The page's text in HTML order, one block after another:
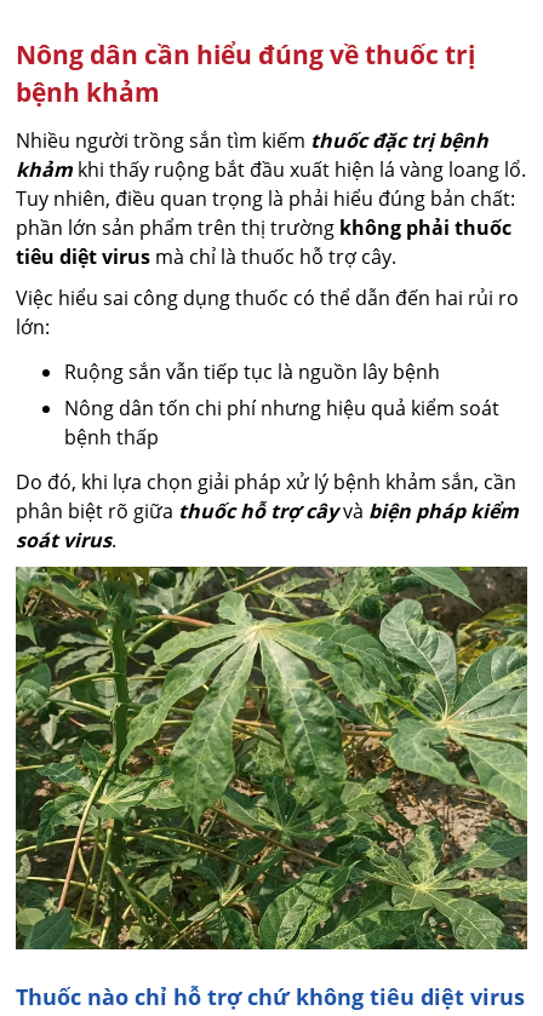
Nông dân cần hiểu đúng về thuốc trị
bệnh khảm
Nhiều người trồng sắn tìm kiếm thuốc đặc trị bệnh
khảm khi thấy ruộng bắt đầu xuất hiện lá vàng loang lổ.
Tuy nhiên, điều quan trọng là phải hiểu đúng bản chất:
phần lớn sản phẩm trên thị trường không phải thuốc
tiêu diệt virus mà chỉ là thuốc hỗ trợ cây.
Việc hiểu sai công dụng thuốc có thể dẫn đến hai rủi ro
lớn:
Ruộng sắn vẫn tiếp tục là nguồn lây bệnh
Nông dân tốn chi phí nhưng hiệu quả kiểm soát
bệnh thấp
Do đó, khi lựa chọn giải pháp xử lý bệnh khảm sắn, cần
phân biệt rõ giữa thuốc hỗ trợ câyvà biện pháp kiểm
soát virus.
Thuốc nào chỉ hỗ trợ chứ không tiêu diệt virus